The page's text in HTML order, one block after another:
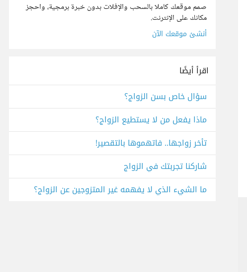
صمم موقعك كاملا بالسحب والإفلات بدون خبرة برمجية، واحجز
مكانك على الإنترنت.
أنشئ موقعك الآن
اقرأ أيضًا
سؤال خاص بسن الزواج؟
ماذا يفعل من لا يستطيع الزواج؟
تأخر زواجها.. فاتهموها بالتقصير!
شاركنا تجربتك في الزواج
ما الشيء الذي لا يفهمه غير المتزوجين عن الزواج؟